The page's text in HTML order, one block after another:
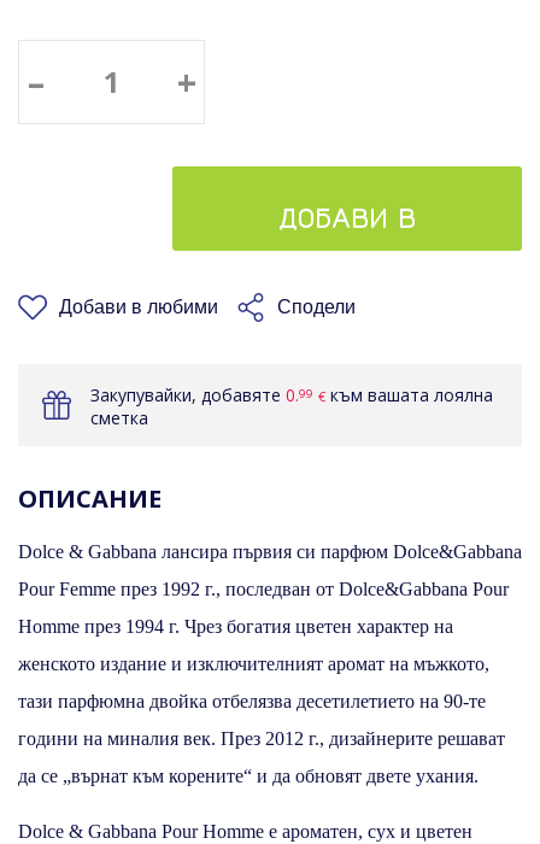
– +
ДОБАВИ В
КОШНИЦАТА
Добави в любими Сподели
Закупувайки, добавяте 0.99 € към вашата лоялна
сметка
ОПИСАНИЕ
Dolce & Gabbana лансира първия си парфюм Dolce&Gabbana
Pour Femme през 1992 г., последван от Dolce&Gabbana Pour
Homme през 1994 г. Чрез богатия цветен характер на
женското издание и изключителният аромат на мъжкото,
тази парфюмна двойка отбелязва десетилетието на 90-те
години на миналия век. През 2012 г., дизайнерите решават
да се „върнат към корените“ и да обновят двете ухания.
Dolce & Gabbana Pour Homme е ароматен, сух и цветен